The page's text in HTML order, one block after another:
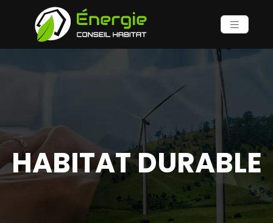
HABITAT DURABLE